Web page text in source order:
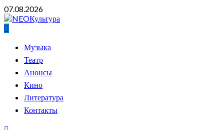
Перейти
к
содержимому
07.08.2026
ОсновноеМузыка
Театр
Анонсы
Кино
Литература
Контакты